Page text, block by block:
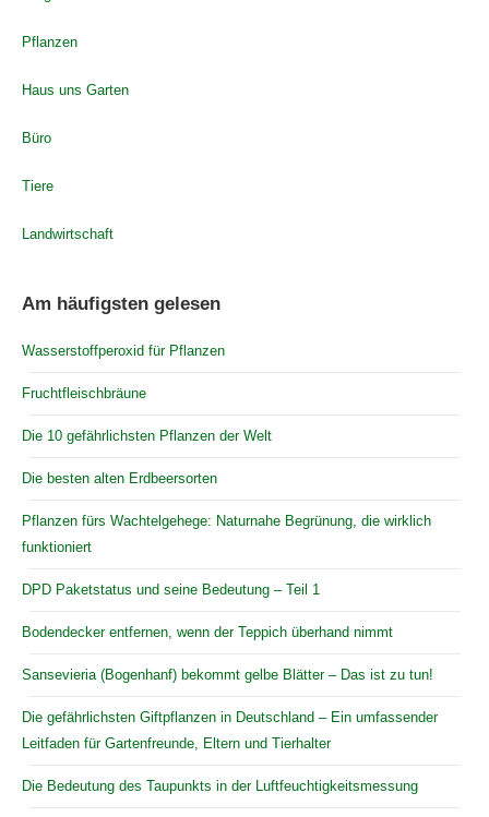
Pflanzen
Haus uns Garten
Büro
Tiere
Landwirtschaft
Am häufigsten gelesen
Wasserstoffperoxid für Pflanzen
Fruchtfleischbräune
Die 10 gefährlichsten Pflanzen der Welt
Die besten alten Erdbeersorten
Pflanzen fürs Wachtelgehege: Naturnahe Begrünung, die wirklich
funktioniert
DPD Paketstatus und seine Bedeutung – Teil 1
Bodendecker entfernen, wenn der Teppich überhand nimmt
Sansevieria (Bogenhanf) bekommt gelbe Blätter – Das ist zu tun!
Die gefährlichsten Giftpflanzen in Deutschland – Ein umfassender
Leitfaden für Gartenfreunde, Eltern und Tierhalter
Die Bedeutung des Taupunkts in der Luftfeuchtigkeitsmessung